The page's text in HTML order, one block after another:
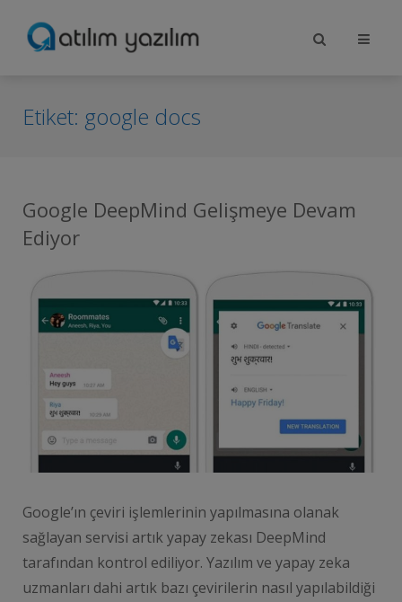
Etiket: google docs
Google DeepMind Gelişmeye Devam
Ediyor
Google’ın çeviri işlemlerinin yapılmasına olanak
sağlayan servisi artık yapay zekası DeepMind
tarafından kontrol ediliyor. Yazılım ve yapay zeka
uzmanları dahi artık bazı çevirilerin nasıl yapılabildiği